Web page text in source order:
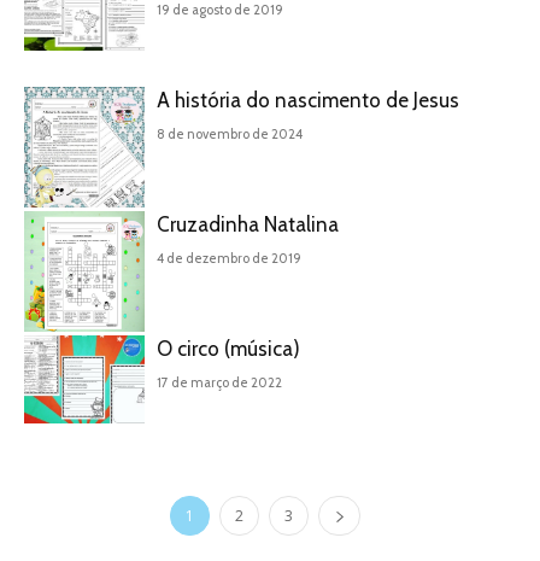
19 de agosto de 2019
A história do nascimento de Jesus
8 de novembro de 2024
Cruzadinha Natalina
4 de dezembro de 2019
O circo (música)
17 de março de 2022
1 2 3